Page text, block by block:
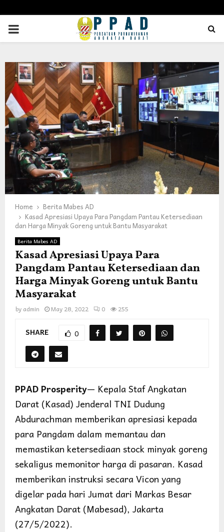
PRIMARY
Home
Berita Mabes AD
Kasad Apresiasi Upaya Para Pangdam Pantau Ketersediaan
dan Harga Minyak Goreng untuk Bantu Masyarakat
Berita Mabes AD
Kasad Apresiasi Upaya Para
Pangdam Pantau Ketersediaan dan
Harga Minyak Goreng untuk Bantu
Masyarakat
by admin May 28, 2022 0 255
SHARE 0
PPAD Prosperity— Kepala Staf Angkatan
Darat (Kasad) Jenderal TNI Dudung
Abdurachman memberikan apresiasi kepada
para Pangdam dalam memantau dan
memastikan ketersediaan stock minyak goreng
sekaligus memonitor harga di pasaran. Kasad
memberikan instruksi secara Vicon yang
digelar pada hari Jumat dari Markas Besar
Angkatan Darat (Mabesad), Jakarta
(27/5/2022).